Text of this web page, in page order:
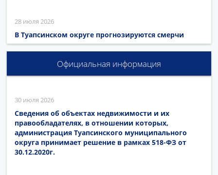
28 июля 2026
В Туапсинском округе прогнозируются смерчи
Официальная информация
30 июля 2026
Сведения об объектах недвижимости и их
правообладателях, в отношении которых,
администрация Туапсинского муниципального
округа принимает решение в рамках 518-ФЗ от
30.12.2020г.